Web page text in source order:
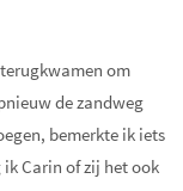
om
de zandweg
bemerkte ik iets
Carin of zij het ook